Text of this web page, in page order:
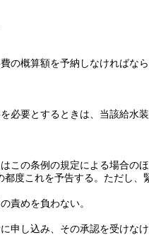
の概算額を予納しなければなら
必要とするときは、当該給水
の条例の規定による場合の
度これを予告する。 ただし、
責めを負わない。
申し込み、その承認を受けなけ